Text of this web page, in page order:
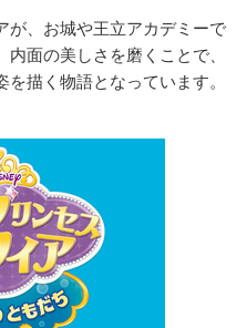
が、お城や王立アカデミーで
面の美しさを磨くことで、
描く物語となっています。